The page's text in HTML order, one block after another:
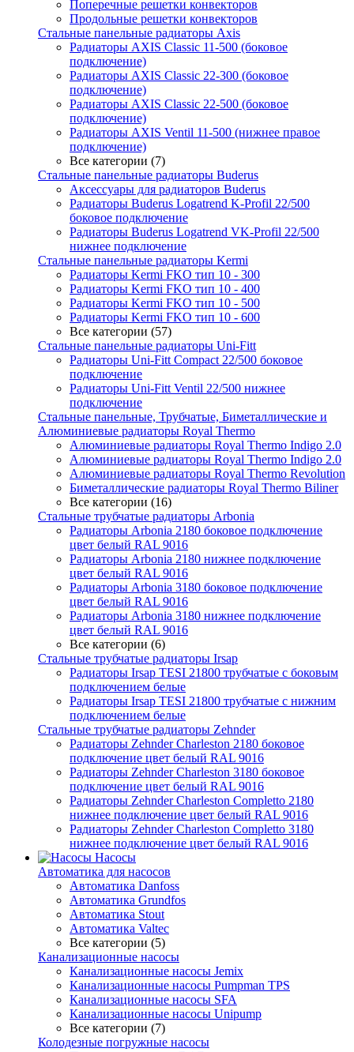
Поперечные решетки конвекторов
Продольные решетки конвекторов
Стальные панельные радиаторы Axis
Радиаторы AXIS Classic 11-500 (боковое
подключение)
Радиаторы AXIS Classic 22-300 (боковое
подключение)
Радиаторы AXIS Classic 22-500 (боковое
подключение)
Радиаторы AXIS Ventil 11-500 (нижнее правое
подключение)
Все категории (7)
Стальные панельные радиаторы Buderus
Аксессуары для радиаторов Buderus
Радиаторы Buderus Logatrend K-Profil 22/500
боковое подключение
Радиаторы Buderus Logatrend VK-Profil 22/500
нижнее подключение
Стальные панельные радиаторы Kermi
Радиаторы Kermi FKO тип 10 - 300
Радиаторы Kermi FKO тип 10 - 400
Радиаторы Kermi FKO тип 10 - 500
Радиаторы Kermi FKO тип 10 - 600
Все категории (57)
Стальные панельные радиаторы Uni-Fitt
Радиаторы Uni-Fitt Compact 22/500 боковое
подключение
Радиаторы Uni-Fitt Ventil 22/500 нижнее
подключение
Стальные панельные, Трубчатые, Биметаллические и
Алюминиевые радиаторы Royal Thermo
Алюминиевые радиаторы Royal Thermo Indigo 2.0
Алюминиевые радиаторы Royal Thermo Indigo 2.0
Алюминиевые радиаторы Royal Thermo Revolution
Биметаллические радиаторы Royal Thermo Biliner
Все категории (16)
Стальные трубчатые радиаторы Arbonia
Радиаторы Arbonia 2180 боковое подключение
цвет белый RAL 9016
Радиаторы Arbonia 2180 нижнее подключение
цвет белый RAL 9016
Радиаторы Arbonia 3180 боковое подключение
цвет белый RAL 9016
Радиаторы Arbonia 3180 нижнее подключение
цвет белый RAL 9016
Все категории (6)
Стальные трубчатые радиаторы Irsap
Радиаторы Irsap TESI 21800 трубчатые с боковым
подключением белые
Радиаторы Irsap TESI 21800 трубчатые с нижним
подключением белые
Стальные трубчатые радиаторы Zehnder
Радиаторы Zehnder Charleston 2180 боковое
подключение цвет белый RAL 9016
Радиаторы Zehnder Charleston 3180 боковое
подключение цвет белый RAL 9016
Радиаторы Zehnder Charleston Completto 2180
нижнее подключение цвет белый RAL 9016
Радиаторы Zehnder Charleston Completto 3180
нижнее подключение цвет белый RAL 9016
Насосы
Автоматика для насосов
Автоматика Danfoss
Автоматика Grundfos
Автоматика Stout
Автоматика Valtec
Все категории (5)
Канализационные насосы
Канализационные насосы Jemix
Канализационные насосы Pumpman TPS
Канализационные насосы SFA
Канализационные насосы Unipump
Все категории (7)
Колодезные погружные насосы